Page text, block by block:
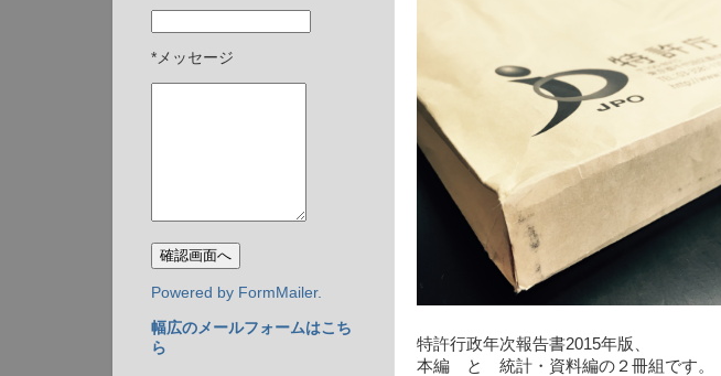
特許行政年次報告書2015年版、
本編 と 統計・資料編の２冊組です。
*メッセージ
Powered by FormMailer.
幅広のメールフォームはこち
ら